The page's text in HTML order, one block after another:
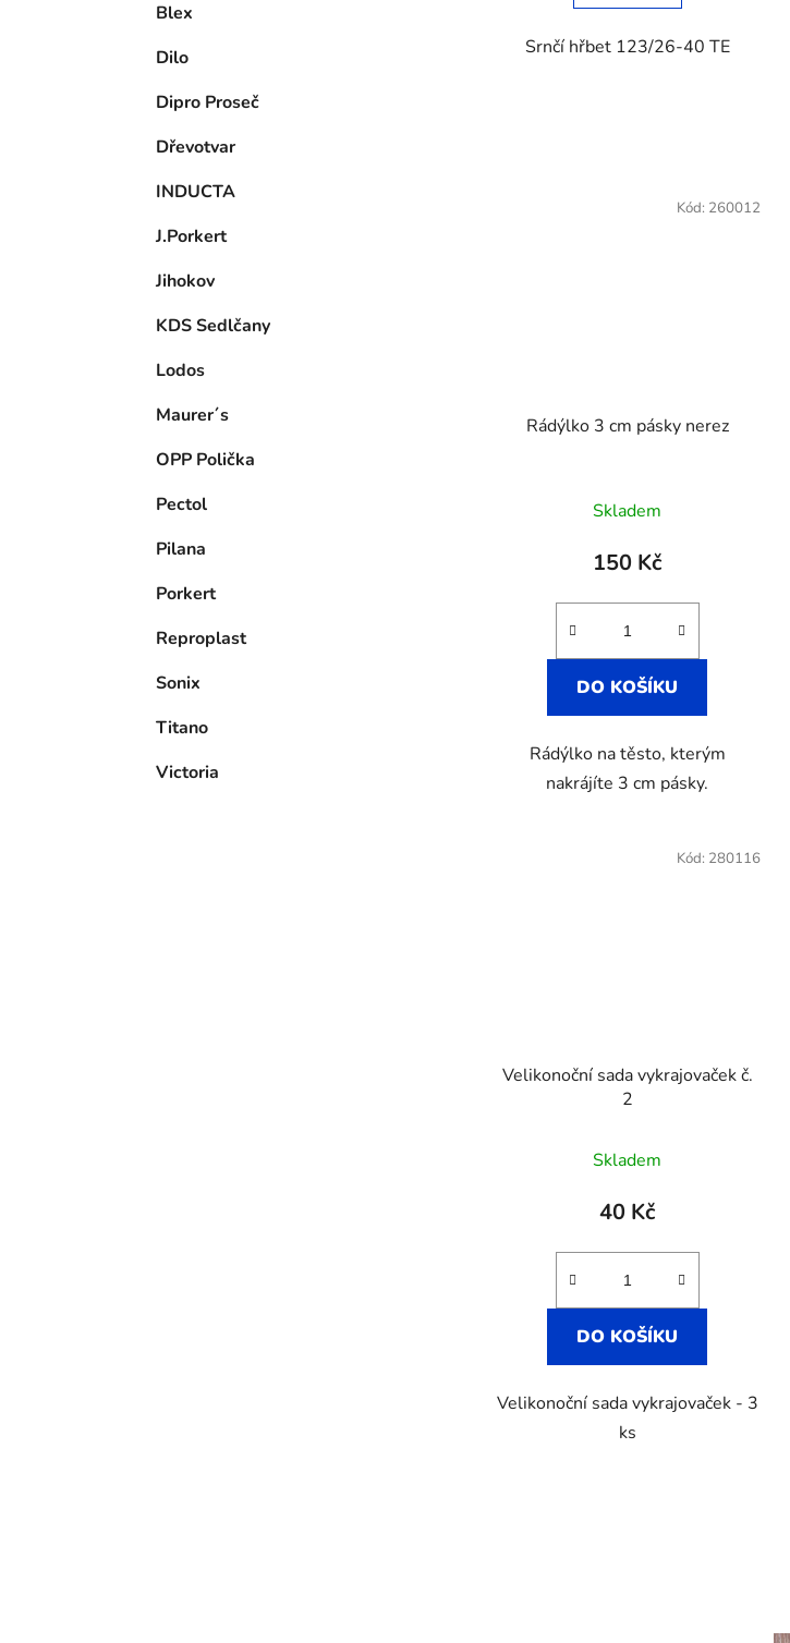
Blex
Dilo
Dipro Proseč
Dřevotvar
INDUCTA
J.Porkert
Jihokov
KDS Sedlčany
Lodos
Maurer´s
OPP Polička
Pectol
Pilana
Porkert
Reproplast
Sonix
Titano
Victoria
Srnčí hřbet 123/26-40 TE
Rádýlko 3 cm pásky nerez
Skladem
150 Kč
DO KOŠÍKU
Rádýlko na těsto, kterým
nakrájíte 3 cm pásky.
Kód: 260012
Velikonoční sada vykrajovaček č.
2
Skladem
40 Kč
DO KOŠÍKU
Velikonoční sada vykrajovaček - 3
ks
Kód: 280116